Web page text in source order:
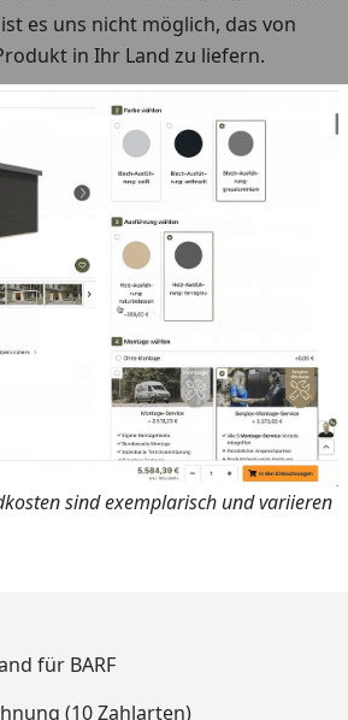
es uns nicht möglich, das von
in Ihr Land zu liefern.
sind exemplarisch und variieren
für BARF
(10 Zahlarten)